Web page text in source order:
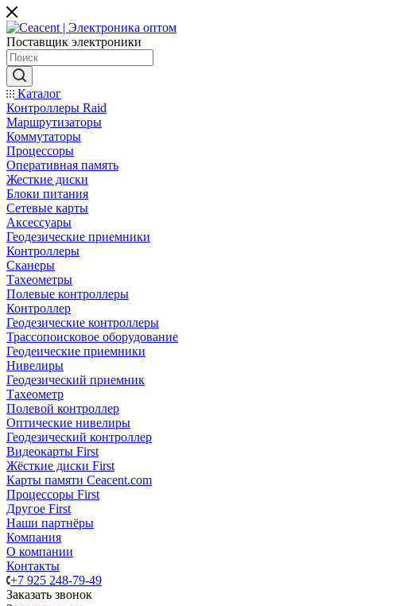
Поставщик электроники
Каталог
Контроллеры Raid
Маршрутизаторы
Коммутаторы
Процессоры
Оперативная память
Жесткие диски
Блоки питания
Сетевые карты
Аксессуары
Геодезические приемники
Контроллеры
Сканеры
Тахеометры
Полевые контроллеры
Контроллер
Геодезические контроллеры
Трассопоисковое оборудование
Геодеические приемники
Нивелиры
Геодезический приемник
Тахеометр
Полевой контроллер
Оптические нивелиры
Геодезический контроллер
Видеокарты First
Жёсткие диски First
Карты памяти Ceacent.com
Процессоры First
Другое First
Наши партнёры
Компания
О компании
Контакты
+7 925 248-79-49
Заказать звонок